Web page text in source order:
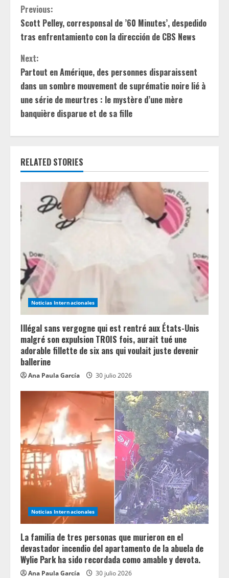
C
o
n
t
i
n
u
e
R
e
a
d
i
n
g
Previous:
Scott Pelley, corresponsal de ’60 Minutes’, despedido
tras enfrentamiento con la dirección de CBS News
Next:
Partout en Amérique, des personnes disparaissent
dans un sombre mouvement de suprématie noire lié à
une série de meurtres : le mystère d’une mère
banquière disparue et de sa fille
RELATED STORIES
Noticias Internacionales
Illégal sans vergogne qui est rentré aux États-Unis
malgré son expulsion TROIS fois, aurait tué une
adorable fillette de six ans qui voulait juste devenir
ballerine
Ana Paula García 30 julio 2026
Noticias Internacionales
La familia de tres personas que murieron en el
devastador incendio del apartamento de la abuela de
Wylie Park ha sido recordada como amable y devota.
Ana Paula García 30 julio 2026